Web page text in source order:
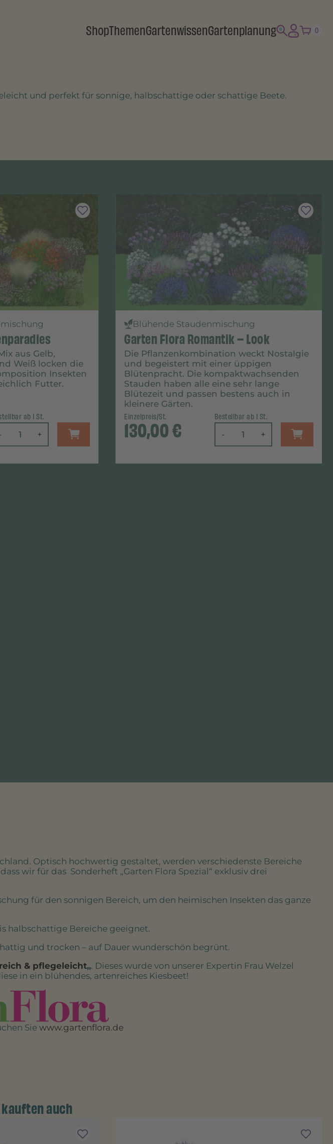
ShopThemenGartenwissenGartenplanung 0
und perfekt für sonnige, halbschattige oder schattige Beete.
aus Gelb,
Weiß locken die
Insekten
Futter.
ab 1 St.
+
Blühende Staudenmischung
Garten Flora Romantik – Look
Die Pflanzenkombination weckt Nostalgie
und begeistert mit einer üppigen
Blütenpracht. Die kompaktwachsenden
Stauden haben alle eine sehr lange
Blütezeit und passen bestens auch in
kleinere Gärten.
Einzelpreis/St.
130,00€
Bestellbar ab 1 St.
- +
Optisch hochwertig gestaltet, werden verschiedenste Bereiche
wir für das Sonderheft „Garten Flora Spezial“ exklusiv drei
für den sonnigen Bereich, um den heimischen Insekten das ganze
halbschattige Bereiche geeignet.
und trocken – auf Dauer wunderschön begrünt.
& pflegeleicht„. Dieses wurde von unserer Expertin Frau Welzel
in ein blühendes, artenreiches Kiesbeet!
Sie www.gartenflora.de
auch